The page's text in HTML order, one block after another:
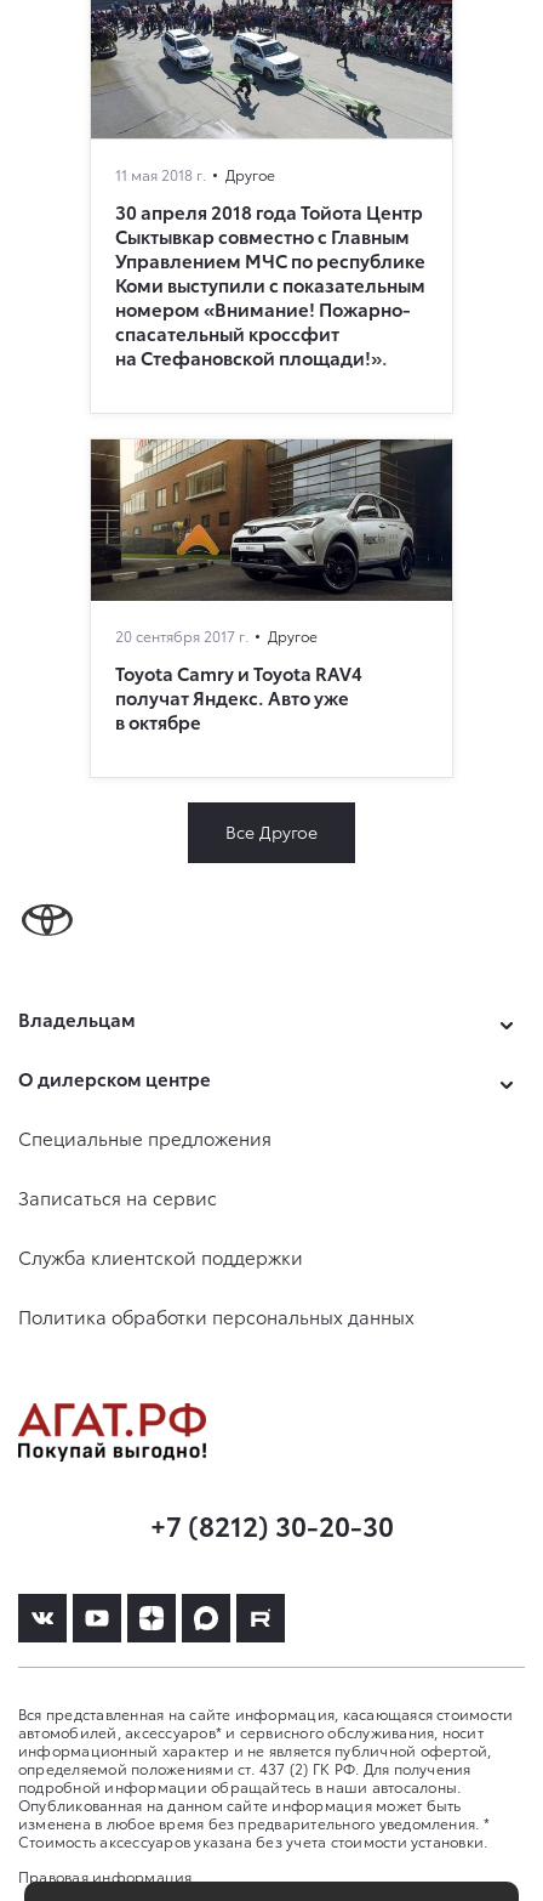
11 мая 2018 г. Другое
30 апреля 2018 года Тойота Центр
Сыктывкар совместно с Главным
Управлением МЧС по республике
Коми выступили с показательным
номером «Внимание! Пожарно-
спасательный кроссфит
на Стефановской площади!».
20 сентября 2017 г. Другое
Toyota Camry и Toyota RAV4
получат Яндекс. Авто уже
в октябре
Все Другое
Владельцам
О дилерском центре
Специальные предложения
Записаться на сервис
Служба клиентской поддержки
Политика обработки персональных данных
+7 (8212) 30-20-30
Вся представленная на сайте информация, касающаяся стоимости
автомобилей, аксессуаров* и сервисного обслуживания, носит
информационный характер и не является публичной офертой,
определяемой положениями ст. 437 (2) ГК РФ. Для получения
подробной информации обращайтесь в наши автосалоны.
Опубликованная на данном сайте информация может быть
изменена в любое время без предварительного уведомления. *
Стоимость аксессуаров указана без учета стоимости установки.
Правовая информация